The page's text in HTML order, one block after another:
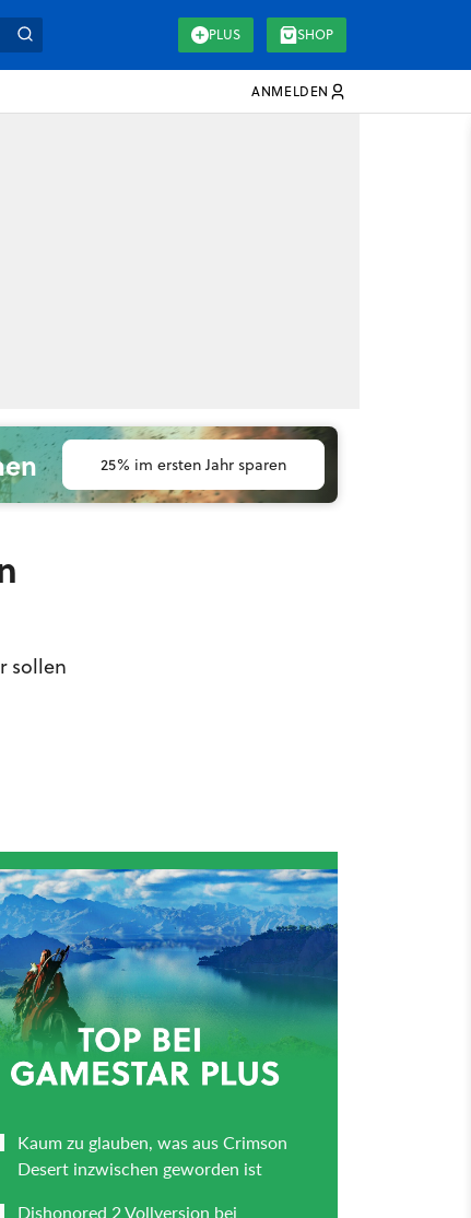
PLUS SHOP
ANMELDEN
25% im ersten Jahr sparen
sollen